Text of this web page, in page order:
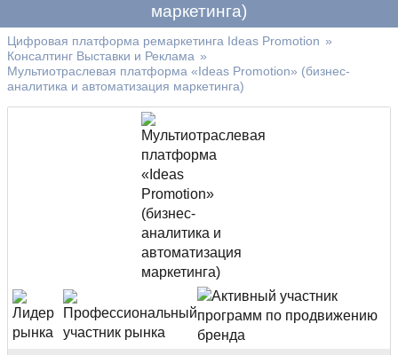
Контакты
маркетинга)
Цифровая платформа ремаркетинга Ideas Promotion »
Консалтинг Выставки и Реклама »
Мультиотраслевая платформа «Ideas Promotion» (бизнес-
аналитика и автоматизация маркетинга)